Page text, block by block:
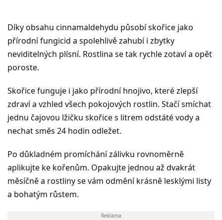
Díky obsahu cinnamaldehydu působí skořice jako
přírodní fungicid a spolehlivě zahubí i zbytky
neviditelných plísní. Rostlina se tak rychle zotaví a opět
poroste.
Skořice funguje i jako přírodní hnojivo, které zlepší
zdraví a vzhled všech pokojových rostlin. Stačí smíchat
jednu čajovou lžičku skořice s litrem odstáté vody a
nechat směs 24 hodin odležet.
Po důkladném promíchání zálivku rovnoměrně
aplikujte ke kořenům. Opakujte jednou až dvakrát
měsíčně a rostliny se vám odmění krásně lesklými listy
a bohatým růstem.
Reklama